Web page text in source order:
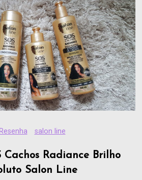
Resenha salon line
Cachos Radiance Brilho
Salon Line